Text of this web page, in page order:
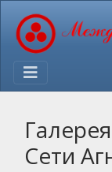
Сети